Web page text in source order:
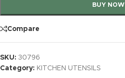
BUY NOW
Compare
SKU: 30796
Category: KITCHEN UTENSILS